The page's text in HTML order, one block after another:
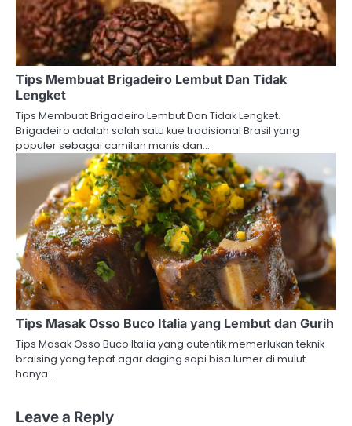
Tips Membuat Brigadeiro Lembut Dan Tidak
Lengket
Tips Membuat Brigadeiro Lembut Dan Tidak Lengket.
Brigadeiro adalah salah satu kue tradisional Brasil yang
populer sebagai camilan manis dan…
Tips Masak Osso Buco Italia yang Lembut dan Gurih
Tips Masak Osso Buco Italia yang autentik memerlukan teknik
braising yang tepat agar daging sapi bisa lumer di mulut
hanya…
Leave a Reply